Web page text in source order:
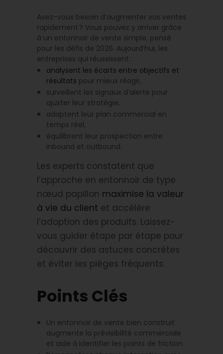
Avez-vous besoin d’augmenter vos ventes
rapidement ? Vous pouvez y arriver grâce
à un entonnoir de vente simple, pensé
pour les défis de 2026. Aujourd’hui, les
entreprises qui réussissent :
analysent les écarts entre objectifs et
résultats pour mieux réagir,
surveillent les signaux d’alerte pour
ajuster leur stratégie,
adaptent leur plan commercial en
temps réel,
équilibrent leur prospection entre
inbound et outbound.
Les experts constatent que
l’approche en entonnoir de type
nœud papillon maximise la valeur
à vie du client et accélère
l’adoption des produits. Laissez-
vous guider étape par étape pour
découvrir des astuces concrètes
et éviter les pièges fréquents.
Points Clés
Un entonnoir de vente bien construit
augmente la prévisibilité commerciale
et aide à identifier les points de friction.